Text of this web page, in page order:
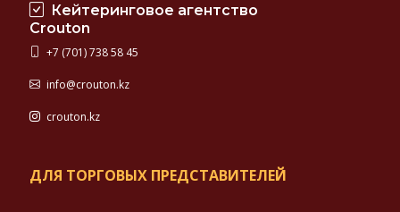
Кейтеринговое агентство
Crouton
+7 (701) 738 58 45
info@crouton.kz
crouton.kz
ДЛЯ ТОРГОВЫХ ПРЕДСТАВИТЕЛЕЙ